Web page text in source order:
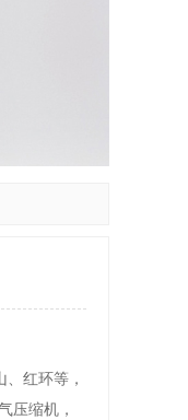
红环等，
压缩机，